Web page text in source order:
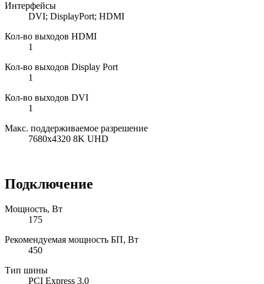
Интерфейсы
DVI; DisplayPort; HDMI
Кол-во выходов HDMI
1
Кол-во выходов Display Port
1
Кол-во выходов DVI
1
Макс. поддерживаемое разрешение
7680x4320 8K UHD
Подключение
Мощность, Вт
175
Рекомендуемая мощность БП, Вт
450
Тип шины
PCI Express 3.0